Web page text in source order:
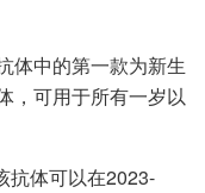
体中的第一款为新生
，可用于所有一岁以
抗体可以在2023-